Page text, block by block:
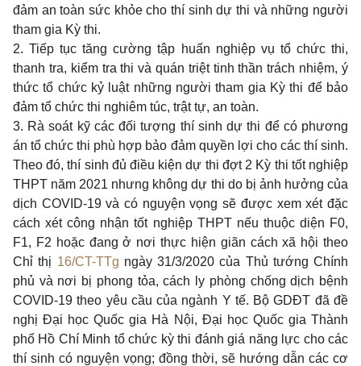
đảm an toàn sức khỏe cho thí sinh dự thi và những người
tham gia Kỳ thi.
2. Tiếp tục tăng cường tập huấn nghiệp vụ tổ chức thi,
thanh tra, kiểm tra thi và quán triệt tinh thần trách nhiệm, ý
thức tổ chức kỷ luật những người tham gia Kỳ thi để bảo
đảm tổ chức thi nghiêm túc, trật tự, an toàn.
3. Rà soát kỹ các đối tượng thí sinh dự thi để có phương
án tổ chức thi phù hợp bảo đảm quyền lợi cho các thí sinh.
Theo đó, thí sinh đủ điều kiện dự thi đợt 2 Kỳ thi tốt nghiệp
THPT năm 2021 nhưng không dự thi do bị ảnh hưởng của
dịch COVID-19 và có nguyện vọng sẽ được xem xét đặc
cách xét công nhận tốt nghiệp THPT nếu thuộc diện F0,
F1, F2 hoặc đang ở nơi thực hiện giãn cách xã hội theo
Chỉ thị 16/CT-TTg ngày 31/3/2020 của Thủ tướng Chính
phủ và nơi bị phong tỏa, cách ly phòng chống dịch bệnh
COVID-19 theo yêu cầu của ngành Y tế. Bộ GDĐT đã đề
nghị Đại học Quốc gia Hà Nội, Đại học Quốc gia Thành
phố Hồ Chí Minh tổ chức kỳ thi đánh giá năng lực cho các
thí sinh có nguyện vọng; đồng thời, sẽ hướng dẫn các cơ